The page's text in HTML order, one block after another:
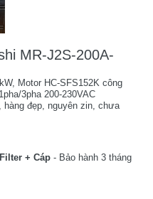
MR-J2S-200A-
Motor HC-SFS152K công
3pha 200-230VAC
hàng đẹp, nguyên zin, chưa
+ Cáp - Bảo hành 3 tháng